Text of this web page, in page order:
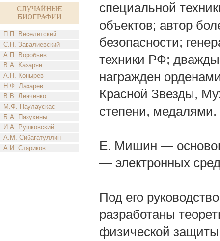
Случайные
биографии
П.П. Веселитский
С.Н. Завалиевский
А.П. Воробьев
В.А. Казарян
А.Н. Конырев
Н.Ф. Лазарев
В.В. Ленченко
М.Ф. Паулаускас
Б.А. Пазухины
И.А. Рушковский
А.М. Сибагатуллин
А.И. Стариков
специальной
объектов; автор
безопасности;
техники РФ;
награжден
Красной Звезды,
степени, медалями.
Е. Мишин —
— электронных
Под его
разработаны
физической